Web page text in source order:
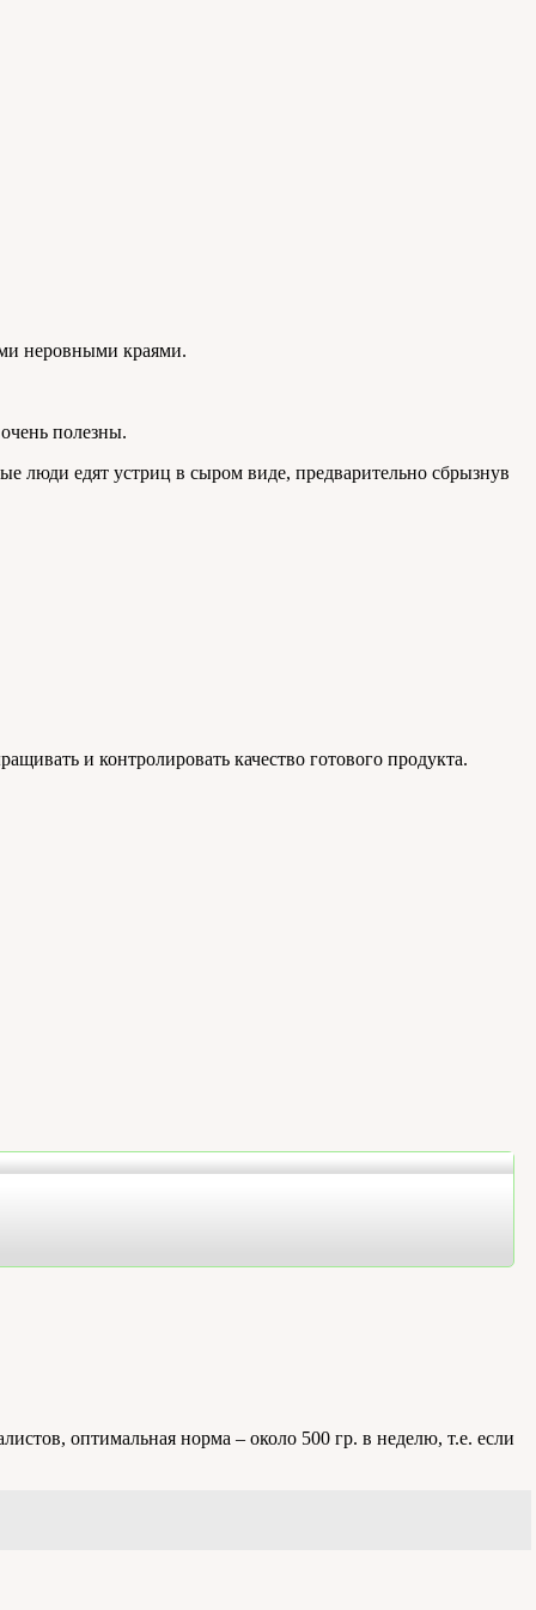
неровными краями.
полезны.
люди едят устриц в сыром виде, предварительно сбрызнув
и контролировать качество готового продукта.
оптимальная норма – около 500 гр. в неделю, т.е. если